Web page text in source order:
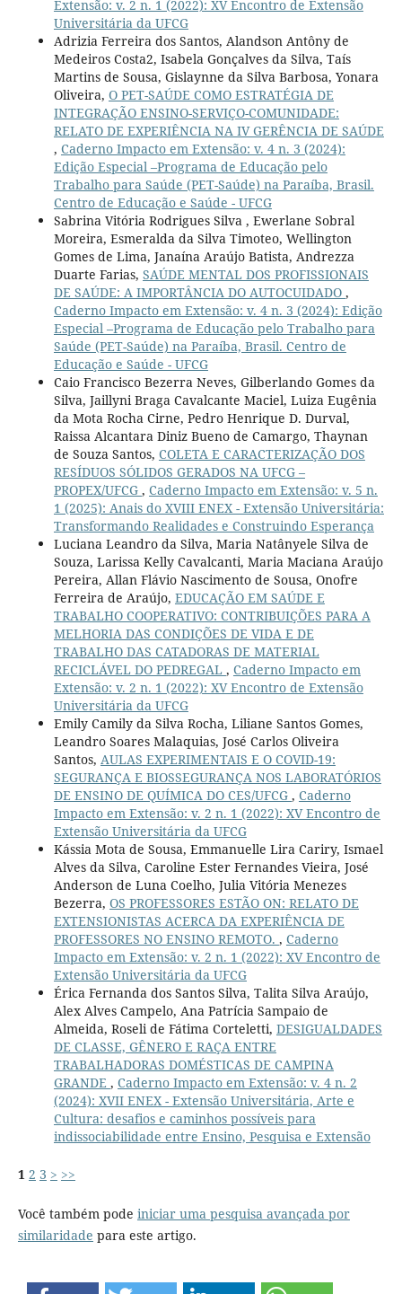
Extensão: v. 2 n. 1 (2022): XV Encontro de Extensão
Universitária da UFCG
Adrizia Ferreira dos Santos, Alandson Antôny de
Medeiros Costa2, Isabela Gonçalves da Silva, Taís
Martins de Sousa, Gislaynne da Silva Barbosa, Yonara
Oliveira, O PET-SAÚDE COMO ESTRATÉGIA DE
INTEGRAÇÃO ENSINO-SERVIÇO-COMUNIDADE:
RELATO DE EXPERIÊNCIA NA IV GERÊNCIA DE SAÚDE
, Caderno Impacto em Extensão: v. 4 n. 3 (2024):
Edição Especial –Programa de Educação pelo
Trabalho para Saúde (PET-Saúde) na Paraíba, Brasil.
Centro de Educação e Saúde - UFCG
Sabrina Vitória Rodrigues Silva , Ewerlane Sobral
Moreira, Esmeralda da Silva Timoteo, Wellington
Gomes de Lima, Janaína Araújo Batista, Andrezza
Duarte Farias, SAÚDE MENTAL DOS PROFISSIONAIS
DE SAÚDE: A IMPORTÂNCIA DO AUTOCUIDADO ,
Caderno Impacto em Extensão: v. 4 n. 3 (2024): Edição
Especial –Programa de Educação pelo Trabalho para
Saúde (PET-Saúde) na Paraíba, Brasil. Centro de
Educação e Saúde - UFCG
Caio Francisco Bezerra Neves, Gilberlando Gomes da
Silva, Jaillyni Braga Cavalcante Maciel, Luiza Eugênia
da Mota Rocha Cirne, Pedro Henrique D. Durval,
Raissa Alcantara Diniz Bueno de Camargo, Thaynan
de Souza Santos, COLETA E CARACTERIZAÇÃO DOS
RESÍDUOS SÓLIDOS GERADOS NA UFCG –
PROPEX/UFCG , Caderno Impacto em Extensão: v. 5 n.
1 (2025): Anais do XVIII ENEX - Extensão Universitária:
Transformando Realidades e Construindo Esperança
Luciana Leandro da Silva, Maria Natânyele Silva de
Souza, Larissa Kelly Cavalcanti, Maria Maciana Araújo
Pereira, Allan Flávio Nascimento de Sousa, Onofre
Ferreira de Araújo, EDUCAÇÃO EM SAÚDE E
TRABALHO COOPERATIVO: CONTRIBUIÇÕES PARA A
MELHORIA DAS CONDIÇÕES DE VIDA E DE
TRABALHO DAS CATADORAS DE MATERIAL
RECICLÁVEL DO PEDREGAL , Caderno Impacto em
Extensão: v. 2 n. 1 (2022): XV Encontro de Extensão
Universitária da UFCG
Emily Camily da Silva Rocha, Liliane Santos Gomes,
Leandro Soares Malaquias, José Carlos Oliveira
Santos, AULAS EXPERIMENTAIS E O COVID-19:
SEGURANÇA E BIOSSEGURANÇA NOS LABORATÓRIOS
DE ENSINO DE QUÍMICA DO CES/UFCG , Caderno
Impacto em Extensão: v. 2 n. 1 (2022): XV Encontro de
Extensão Universitária da UFCG
Kássia Mota de Sousa, Emmanuelle Lira Cariry, Ismael
Alves da Silva, Caroline Ester Fernandes Vieira, José
Anderson de Luna Coelho, Julia Vitória Menezes
Bezerra, OS PROFESSORES ESTÃO ON: RELATO DE
EXTENSIONISTAS ACERCA DA EXPERIÊNCIA DE
PROFESSORES NO ENSINO REMOTO. , Caderno
Impacto em Extensão: v. 2 n. 1 (2022): XV Encontro de
Extensão Universitária da UFCG
Érica Fernanda dos Santos Silva, Talita Silva Araújo,
Alex Alves Campelo, Ana Patrícia Sampaio de
Almeida, Roseli de Fátima Corteletti, DESIGUALDADES
DE CLASSE, GÊNERO E RAÇA ENTRE
TRABALHADORAS DOMÉSTICAS DE CAMPINA
GRANDE , Caderno Impacto em Extensão: v. 4 n. 2
(2024): XVII ENEX - Extensão Universitária, Arte e
Cultura: desafios e caminhos possíveis para
indissociabilidade entre Ensino, Pesquisa e Extensão
1 2 3 > >>
Você também pode iniciar uma pesquisa avançada por
similaridade para este artigo.